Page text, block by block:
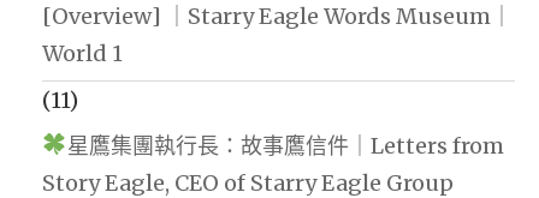
[Overview] ｜Starry Eagle Words Museum｜
World 1
(11)
星鷹集團執行長：故事鷹信件｜Letters from
Story Eagle, CEO of Starry Eagle Group